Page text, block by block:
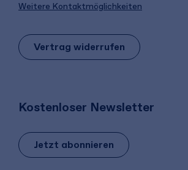
Weitere Kontaktmöglichkeiten
Vertrag widerrufen
Kostenloser Newsletter
Jetzt abonnieren